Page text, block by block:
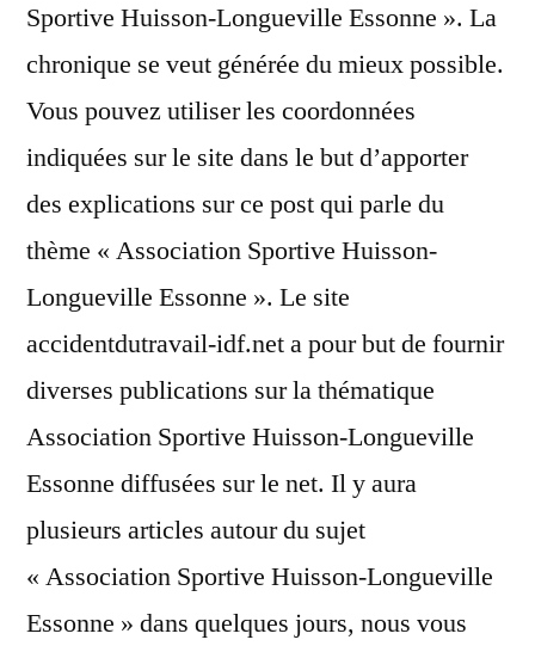
Sportive Huisson-Longueville Essonne ». La
chronique se veut générée du mieux possible.
Vous pouvez utiliser les coordonnées
indiquées sur le site dans le but d’apporter
des explications sur ce post qui parle du
thème « Association Sportive Huisson-
Longueville Essonne ». Le site
accidentdutravail-idf.net a pour but de fournir
diverses publications sur la thématique
Association Sportive Huisson-Longueville
Essonne diffusées sur le net. Il y aura
plusieurs articles autour du sujet
« Association Sportive Huisson-Longueville
Essonne » dans quelques jours, nous vous